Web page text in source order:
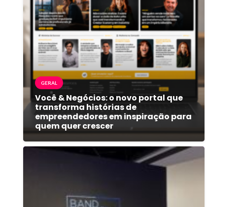
GERAL
Você & Negócios: o novo portal que
transforma histórias de
empreendedores em inspiração para
quem quer crescer